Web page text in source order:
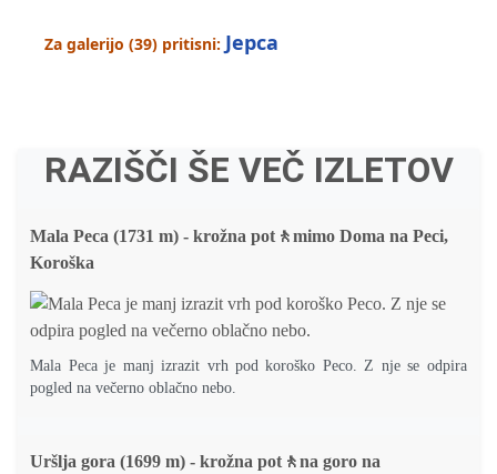
Za galerijo (39) pritisni: Jepca
RAZIŠČI ŠE VEČ IZLETOV
Mala Peca (1731 m) - krožna pot🚶mimo Doma na Peci,
Koroška
Mala Peca je manj izrazit vrh pod koroško Peco. Z nje se odpira
pogled na večerno oblačno nebo.
Uršlja gora (1699 m) - krožna pot🚶na goro na